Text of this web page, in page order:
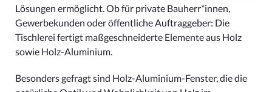
Lösungen ermöglicht. Ob für private Bauherr*innen,
Gewerbekunden oder öffentliche Auftraggeber: Die
Tischlerei fertigt maßgeschneiderte Elemente aus Holz
sowie Holz-Aluminium.
Besonders gefragt sind Holz-Aluminium-Fenster, die die